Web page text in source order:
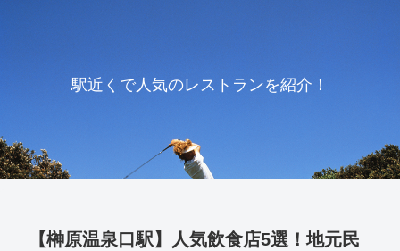
駅近くで人気のレストランを紹介！
【榊原温泉口駅】人気飲食店5選！地元民